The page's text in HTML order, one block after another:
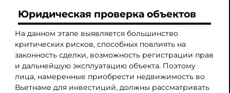
Юридическая проверка объектов
На данном этапе выявляется большинство
критических рисков, способных повлиять на
законность сделки, возможность регистрации прав
и дальнейшую эксплуатацию объекта. Поэтому
лица, намеренные приобрести недвижимость во
Вьетнаме для инвестиций, должны рассматривать